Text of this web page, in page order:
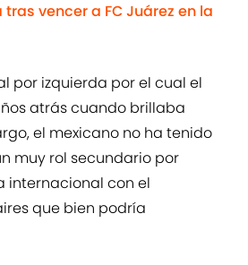
vencer a FC Juárez en la
por izquierda por el cual el
atrás cuando brillaba
el mexicano no ha tenido
muy rol secundario por
internacional con el
que bien podría